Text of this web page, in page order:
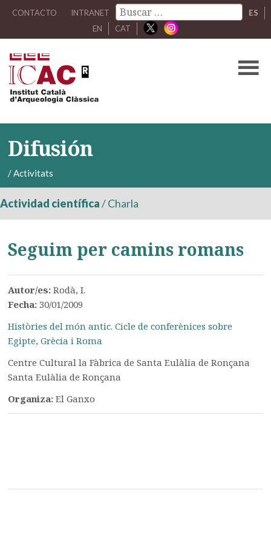
CONTACTO INTRANET
ES
EN
CAT
Difusión
/Activitats
Actividad científica/Charla
Seguim per camins romans
Autor/es:Rodà, I.
Fecha:30/01/2009
Històries del món antic. Cicle de conferènices sobre
Egipte, Grècia i Roma
Centre Cultural la Fàbrica de Santa Eulàlia de Ronçana
Santa Eulàlia de Ronçana
Organiza:El Ganxo